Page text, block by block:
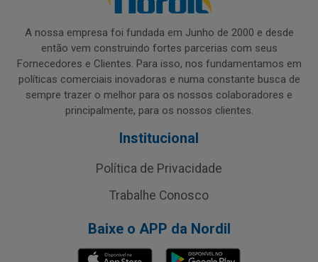
A nossa empresa foi fundada em Junho de 2000 e desde
então vem construindo fortes parcerias com seus
Fornecedores e Clientes. Para isso, nos fundamentamos em
políticas comerciais inovadoras e numa constante busca de
sempre trazer o melhor para os nossos colaboradores e
principalmente, para os nossos clientes.
Institucional
Política de Privacidade
Trabalhe Conosco
Baixe o APP da Nordil